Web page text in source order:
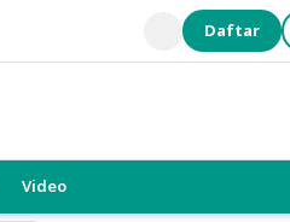
Daftar
Video